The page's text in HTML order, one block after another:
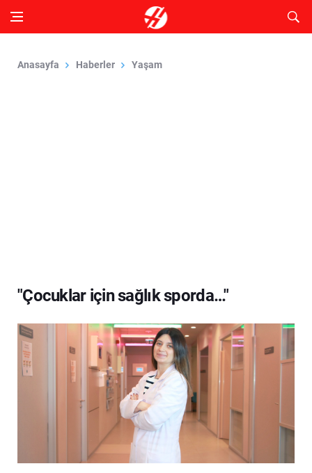
Anasayfa Haberler Yaşam
"Çocuklar için sağlık sporda…"